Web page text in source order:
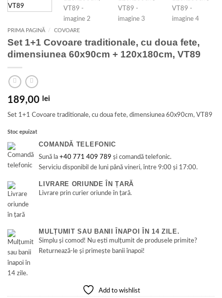
PRIMA PAGINĂ / COVOARE
Set 1+1 Covoare traditionale, cu doua fete,
dimensiunea 60x90cm + 120x180cm, VT89
189,00 lei
Set 1+1 Covoare traditionale, cu doua fete, dimensiunea 60x90cm, VT89
Stoc epuizat
COMANDĂ TELEFONIC
Sună la+40 771 409 789 și comandă telefonic.
Serviciu disponibil de luni până vineri, între 9:00 și 17:00.
LIVRARE ORIUNDE ÎN ȚARĂ
Livrare prin curier oriunde în țară.
MULȚUMIT SAU BANII ÎNAPOI ÎN 14 ZILE.
Simplu și comod! Nu ești mulțumit de produsele primite?
Returnează-le și primește banii înapoi!
Add to wishlist